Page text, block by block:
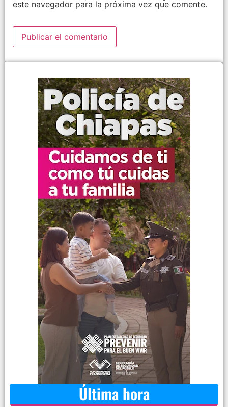
este navegador para la próxima vez que comente.
Última hora